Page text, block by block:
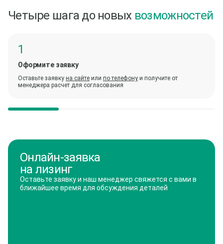
Четыре шага до новых возможностей
Оформите заявку
Оставьте заявку на сайте или по телефону и получите от
менеджера расчет для согласования
Онлайн-заявка
на лизинг
Оставьте заявку и наш менеджер свяжется с вами в
ближайшее время для обсуждения деталей